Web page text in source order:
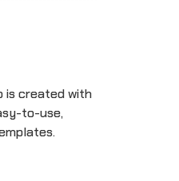
is created with
to-use,